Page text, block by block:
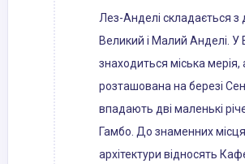
Лез-Анделі складається з
Великий і Малий Анделі. У
знаходиться міська
розташована на березі
впадають дві маленькі
Гамбо. До знаменних
архітектури відносять